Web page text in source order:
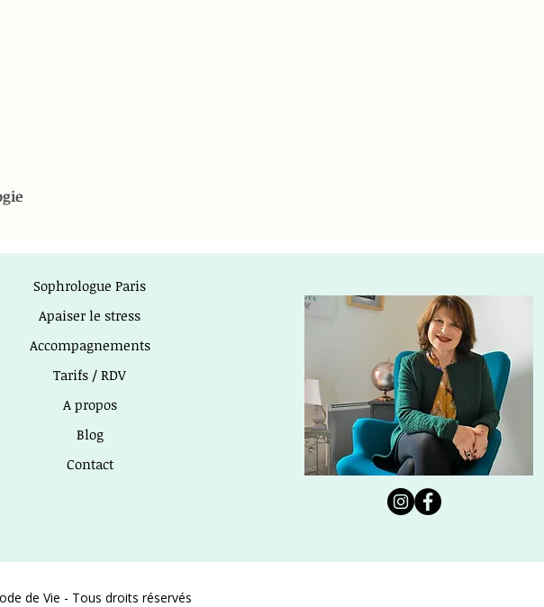
Sophrologue Paris
Apaiser le stress
Accompagnements
Tarifs / RDV
A propos
Blog
Contact
de Vie - Tous droits réservés